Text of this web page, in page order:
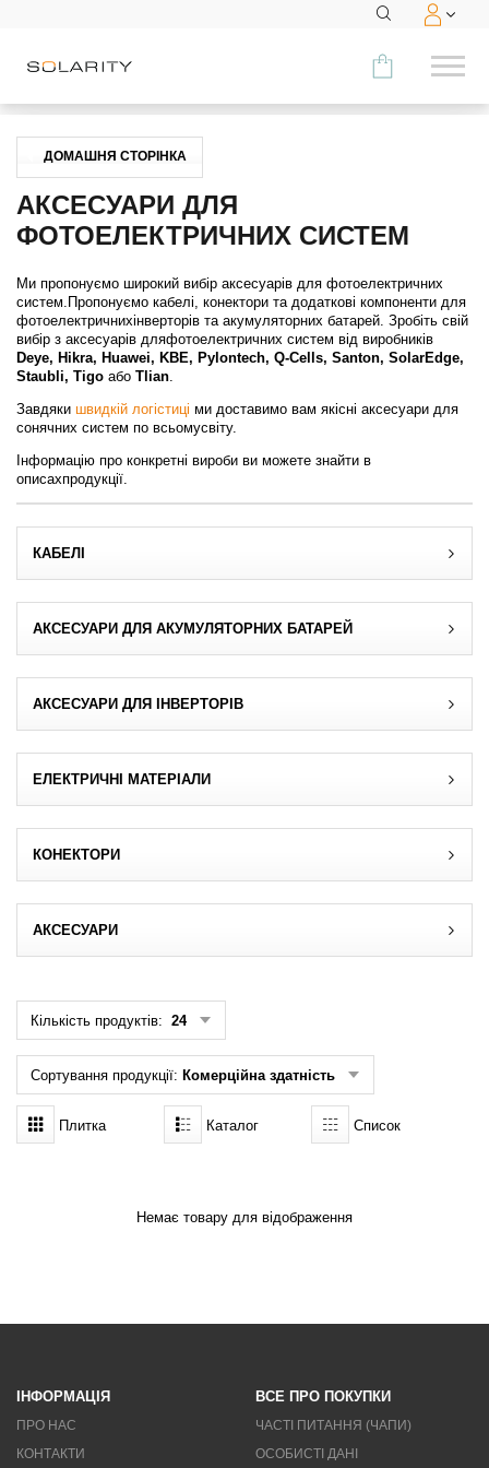
КАТЕГОРІЯ
Модулі
Інвертори
Акумуляторні системи
Аксесуари
МЕНЮ
КОНТАКТИ
Пропозиція клієнта
Реєстрація
ДОМАШНЯ СТОРІНКА
АКСЕСУАРИ ДЛЯ
ФОТОЕЛЕКТРИЧНИХ СИСТЕМ
Ми пропонуємо широкий вибір аксесуарів для фотоелектричних
систем.Пропонуємо кабелі, конектори та додаткові компоненти для
фотоелектричнихінверторів та акумуляторних батарей. Зробіть свій
вибір з аксесуарів дляфотоелектричних систем від виробників
Deye, Hikra, Huawei, KBE, Pylontech, Q-Cells, Santon, SolarEdge,
Staubli, Tigo або Tlian.
Завдяки швидкій логістиці ми доставимо вам якісні аксесуари для
сонячних систем по всьомусвіту.
Інформацію про конкретні вироби ви можете знайти в
описахпродукції.
КАБЕЛІ
АКСЕСУАРИ ДЛЯ АКУМУЛЯТОРНИХ БАТАРЕЙ
АКСЕСУАРИ ДЛЯ ІНВЕРТОРІВ
ЕЛЕКТРИЧНІ МАТЕРІАЛИ
КОНЕКТОРИ
АКСЕСУАРИ
Кількість продуктів: 24
Сортування продукції: Комерційна здатність
Плитка Каталог Список
Немає товару для відображення
ІНФОРМАЦІЯ
ПРО НАС
КОНТАКТИ
ВСЕ ПРО ПОКУПКИ
ЧАСТІ ПИТАННЯ (ЧАПИ)
ОСОБИСТІ ДАНІ